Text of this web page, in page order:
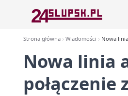
Strona główna Wiadomości Nowa
Nowa linia
połączenie